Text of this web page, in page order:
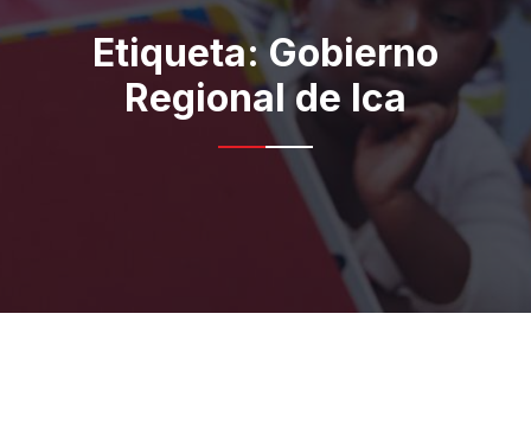
Etiqueta:Gobierno
Regional de Ica